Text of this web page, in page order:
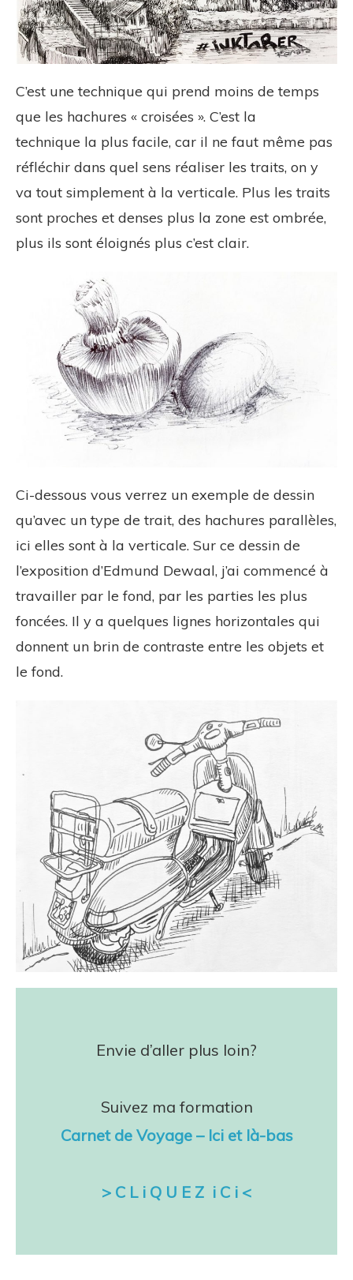
C’est une technique qui prend moins de temps
que les hachures « croisées ». C’est la
technique la plus facile, car il ne faut même pas
réfléchir dans quel sens réaliser les traits, on y
va tout simplement à la verticale. Plus les traits
sont proches et denses plus la zone est ombrée,
plus ils sont éloignés plus c’est clair.
Ci-dessous vous verrez un exemple de dessin
qu’avec un type de trait, des hachures parallèles,
ici elles sont à la verticale. Sur ce dessin de
l’exposition d’Edmund Dewaal, j’ai commencé à
travailler par le fond, par les parties les plus
foncées. Il y a quelques lignes horizontales qui
donnent un brin de contraste entre les objets et
le fond.
Envie d’aller plus loin?
Suivez ma formation
Carnet de Voyage – Ici et là-bas
> C L i Q U E Z i C i <